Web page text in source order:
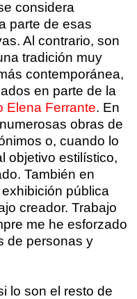
considera
parte de esas
Al contrario, son
tradición muy
contemporánea,
en parte de la
Elena Ferrante. En
obras de
o, cuando lo
objetivo estilístico,
También en
pública
creador. Trabajo
me he esforzado
de personas y
lo son el resto de